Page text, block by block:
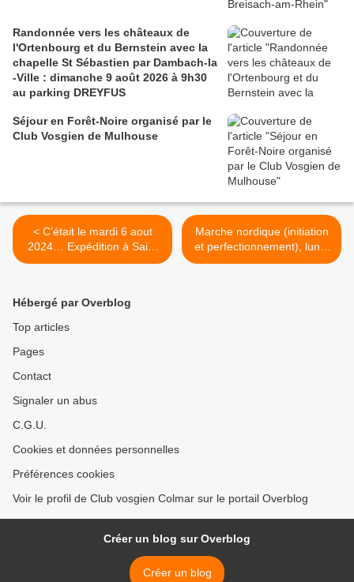
Randonnée vers les châteaux de
l'Ortenbourg et du Bernstein avec la
chapelle St Sébastien par Dambach-la
-Ville : dimanche 9 août 2026 à 9h30
au parking DREYFUS
Séjour en Forêt-Noire organisé par le
Club Vosgien de Mulhouse
< C’était le mardi 6 aout
2024… Expédition à Saint
Jean Saverne
Marche nordique (initiation
et perfectionnement), lundi
12 août 2024 >
Hébergé par Overblog
Top articles
Pages
Contact
Signaler un abus
C.G.U.
Cookies et données personnelles
Préférences cookies
Voir le profil de Club vosgien Colmar sur le portail Overblog
Créer un blog sur Overblog
Créer un blog